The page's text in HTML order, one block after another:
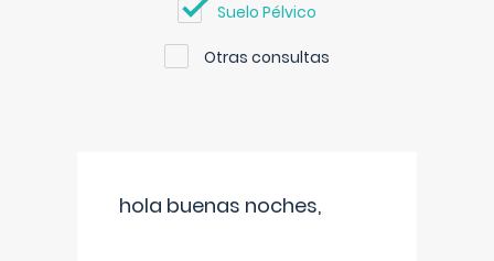
Suelo Pélvico
Otras consultas
hola buenas noches,